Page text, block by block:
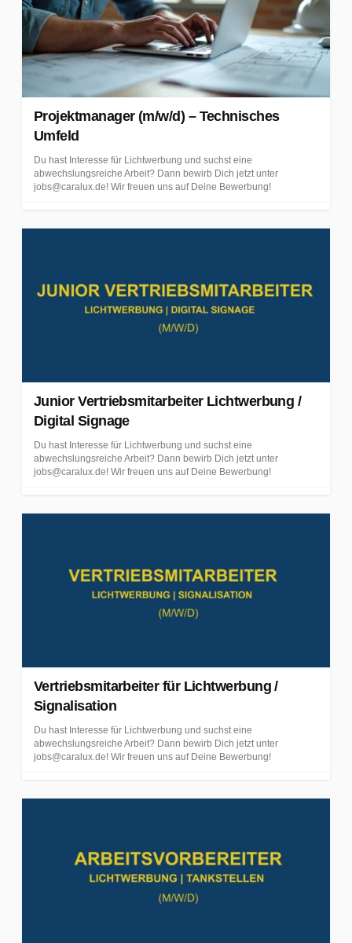
x
-
j
e
t
t
b
e
r
b
.
Projektmanager (m/w/d) – Technisches
Umfeld
Du hast Interesse für Lichtwerbung und suchst eine
abwechslungsreiche Arbeit? Dann bewirb Dich jetzt unter
jobs@caralux.de! Wir freuen uns auf Deine Bewerbung!
Junior Vertriebsmitarbeiter Lichtwerbung /
Digital Signage
Du hast Interesse für Lichtwerbung und suchst eine
abwechslungsreiche Arbeit? Dann bewirb Dich jetzt unter
jobs@caralux.de! Wir freuen uns auf Deine Bewerbung!
Vertriebsmitarbeiter für Lichtwerbung /
Signalisation
Du hast Interesse für Lichtwerbung und suchst eine
abwechslungsreiche Arbeit? Dann bewirb Dich jetzt unter
jobs@caralux.de! Wir freuen uns auf Deine Bewerbung!